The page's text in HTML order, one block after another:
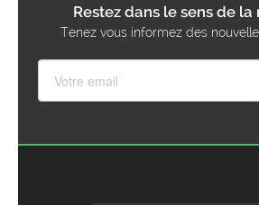
Restez dans le sens de la
Tenez vous informez des